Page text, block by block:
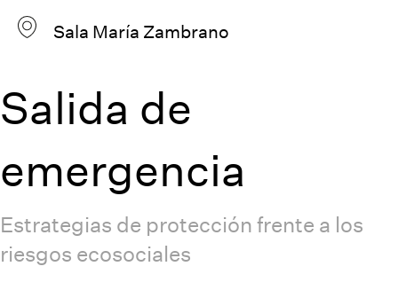
Sala María Zambrano
Salida de
emergencia
Estrategias de protección frente a los
riesgos ecosociales